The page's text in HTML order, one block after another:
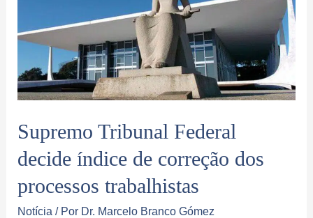
Supremo Tribunal Federal
decide índice de correção dos
processos trabalhistas
Notícia / Por Dr. Marcelo Branco Gómez